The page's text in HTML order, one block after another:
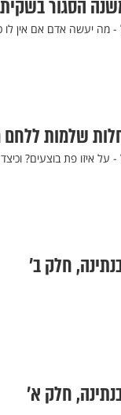
הסגור
- מה יעשה אדם אם
שלמות
- על איזו פת בוצעים?
חלק ב’
חלק א’